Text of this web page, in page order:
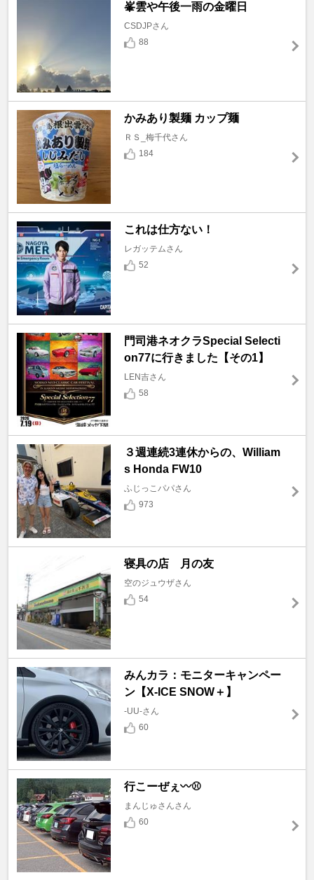
峯雲や午後一雨の金曜日
CSDJPさん
88
かみあり製麺 カップ麺
ＲＳ_梅千代さん
184
これは仕方ない！
レガッテムさん
52
門司港ネオクラSpecial Selecti
on77に行きました【その1】
LEN吉さん
58
３週連続3連休からの、William
s Honda FW10
ふじっこパパさん
973
寝具の店 月の友
空のジュウザさん
54
みんカラ：モニターキャンペー
ン【X-ICE SNOW＋】
-UU-さん
60
行こーぜぇ〰️⚾
まんじゅさんさん
60